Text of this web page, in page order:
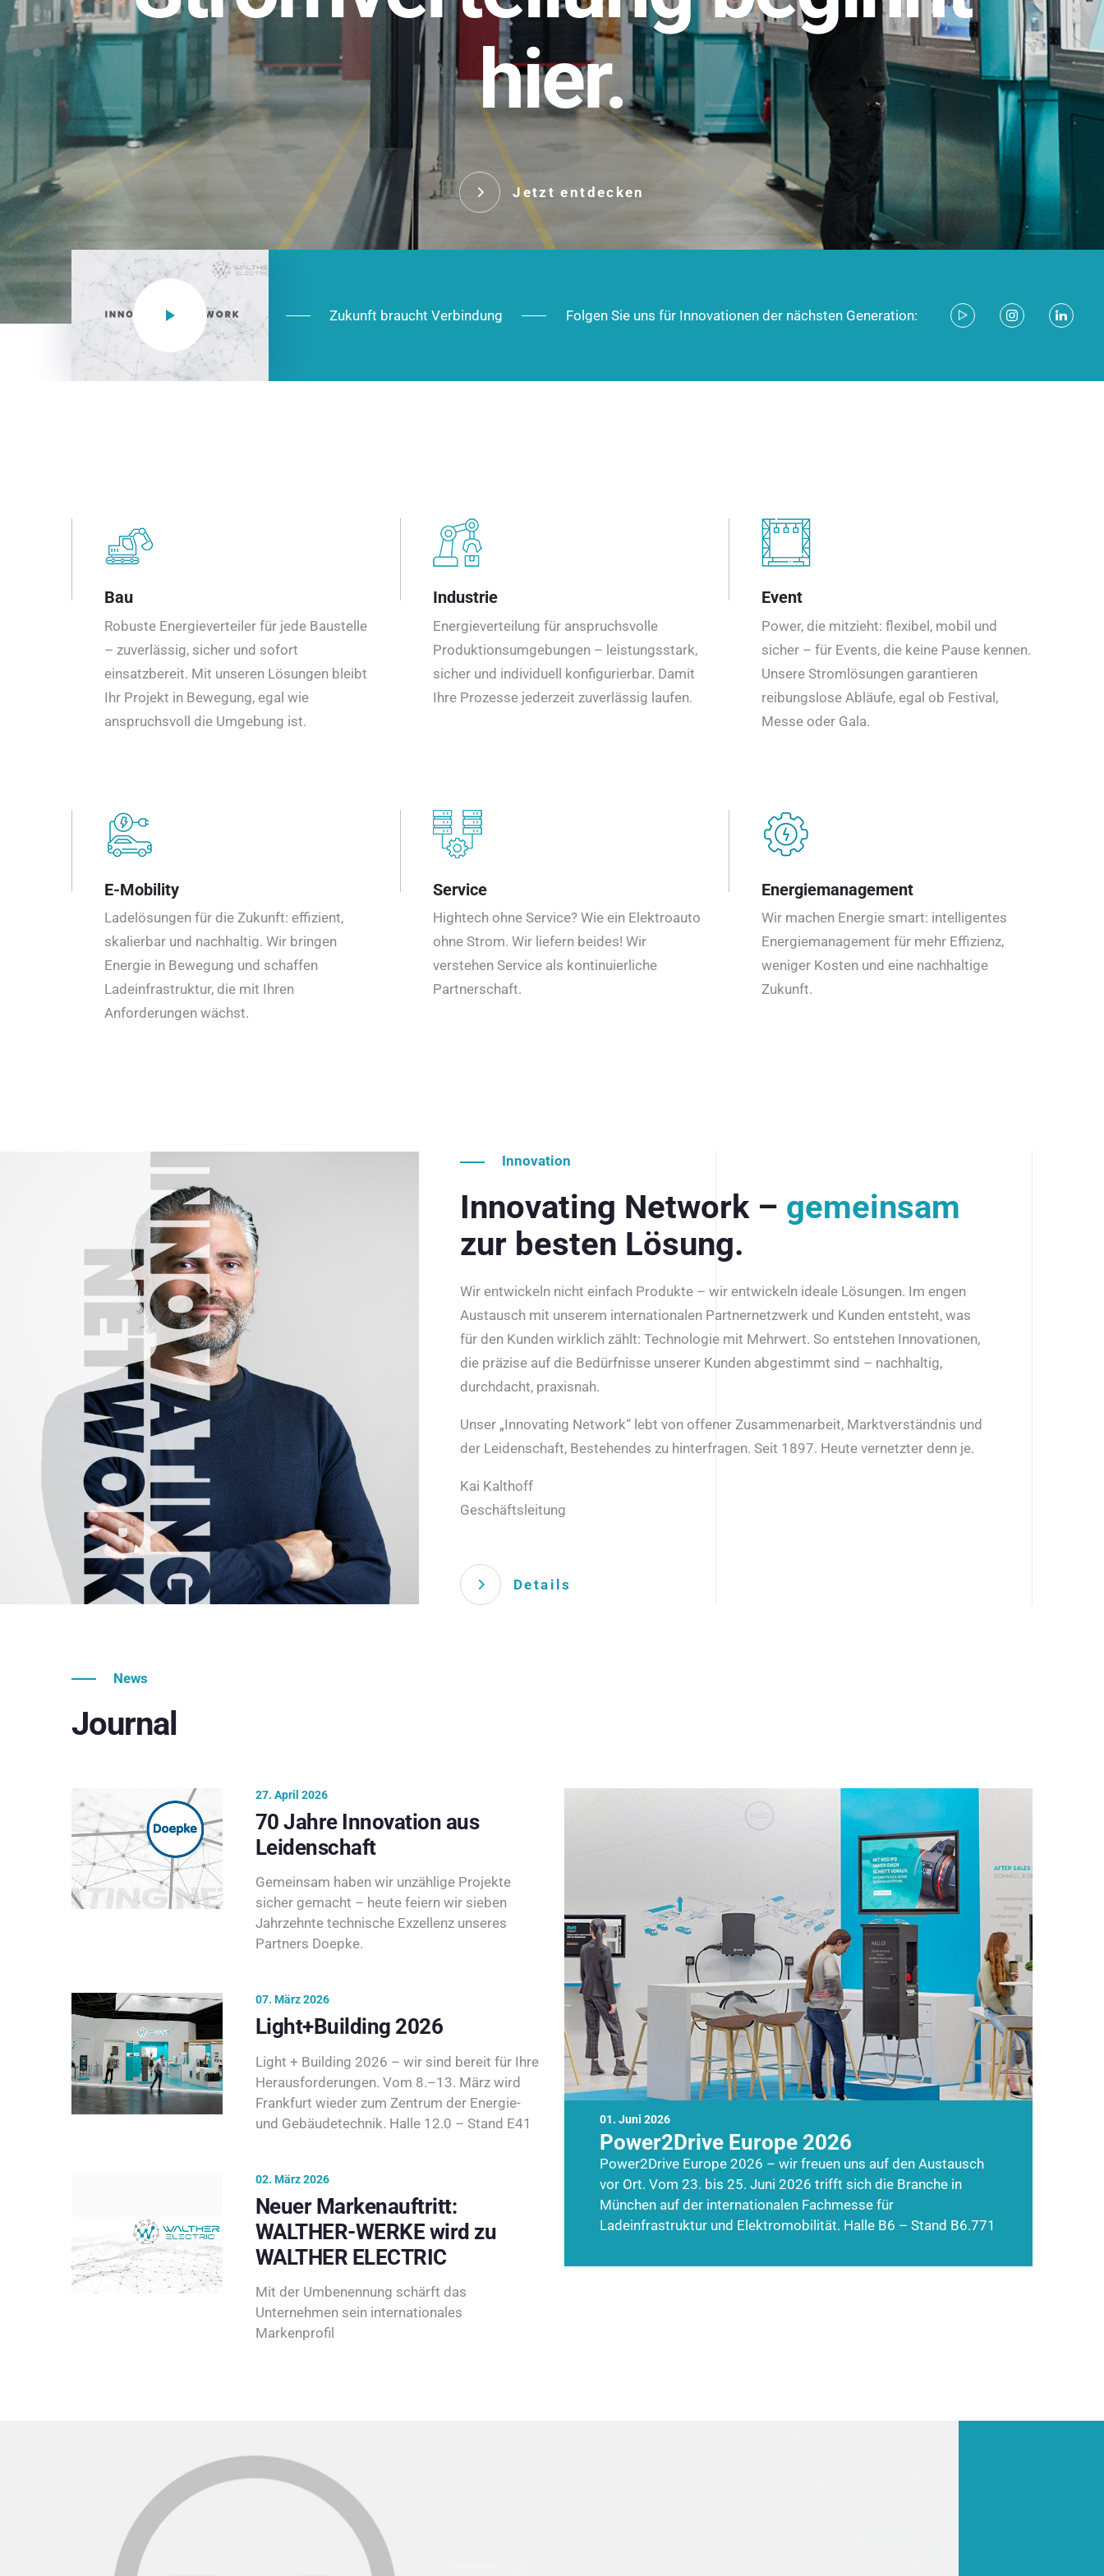
hier.
Jetzt entdecken
NEO CEE: Energieverteilung mit System. Robust im Alltag,
effizient in der Installation, zukunftsfähig im Ausbau.
Das innovative Stecksystem für industrielle Anwendungen –
robust, IP-geschützt und zukunftsfähig.
Jetzt entdecken
Zukunft braucht Verbindung Folgen Sie uns für Innovationen der nächsten Generation:
Bau
Robuste Energieverteiler für jede Baustelle
– zuverlässig, sicher und sofort
einsatzbereit. Mit unseren Lösungen bleibt
Ihr Projekt in Bewegung, egal wie
anspruchsvoll die Umgebung ist.
Industrie
Energieverteilung für anspruchsvolle
Produktionsumgebungen – leistungsstark,
sicher und individuell konfigurierbar. Damit
Ihre Prozesse jederzeit zuverlässig laufen.
Event
Power, die mitzieht: flexibel, mobil und
sicher – für Events, die keine Pause kennen.
Unsere Stromlösungen garantieren
reibungslose Abläufe, egal ob Festival,
Messe oder Gala.
E-Mobility
Ladelösungen für die Zukunft: effizient,
skalierbar und nachhaltig. Wir bringen
Energie in Bewegung und schaffen
Ladeinfrastruktur, die mit Ihren
Anforderungen wächst.
Service
Hightech ohne Service? Wie ein Elektroauto
ohne Strom. Wir liefern beides! Wir
verstehen Service als kontinuierliche
Partnerschaft.
Energiemanagement
Wir machen Energie smart: intelligentes
Energiemanagement für mehr Effizienz,
weniger Kosten und eine nachhaltige
Zukunft.
Innovation
Innovating Network – gemeinsam
zur besten Lösung.
Wir entwickeln nicht einfach Produkte – wir entwickeln ideale Lösungen. Im engen
Austausch mit unserem internationalen Partnernetzwerk und Kunden entsteht, was
für den Kunden wirklich zählt: Technologie mit Mehrwert. So entstehen Innovationen,
die präzise auf die Bedürfnisse unserer Kunden abgestimmt sind – nachhaltig,
durchdacht, praxisnah.
Unser „Innovating Network“ lebt von offener Zusammenarbeit, Marktverständnis und
der Leidenschaft, Bestehendes zu hinterfragen. Seit 1897. Heute vernetzter denn je.
Kai Kalthoff
Geschäftsleitung
Details
News
Journal
01. Juni 2026
Power2Drive Europe 2026
Power2Drive Europe 2026 – wir freuen uns auf den Austausch
vor Ort. Vom 23. bis 25. Juni 2026 trifft sich die Branche in
München auf der internationalen Fachmesse für
Ladeinfrastruktur und Elektromobilität. Halle B6 – Stand B6.771
27. April 2026
70 Jahre Innovation aus
Leidenschaft
Gemeinsam haben wir unzählige Projekte
sicher gemacht – heute feiern wir sieben
Jahrzehnte technische Exzellenz unseres
Partners Doepke.
07. März 2026
Light+Building 2026
Light + Building 2026 – wir sind bereit für Ihre
Herausforderungen. Vom 8.–13. März wird
Frankfurt wieder zum Zentrum der Energie-
und Gebäudetechnik. Halle 12.0 – Stand E41
02. März 2026
Neuer Markenauftritt:
WALTHER-WERKE wird zu
WALTHER ELECTRIC
Mit der Umbenennung schärft das
Unternehmen sein internationales
Markenprofil